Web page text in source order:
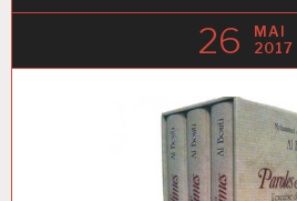
26
MAI
2017